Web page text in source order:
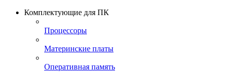
Комплектующие для ПК
Процессоры
Материнские платы
Оперативная память